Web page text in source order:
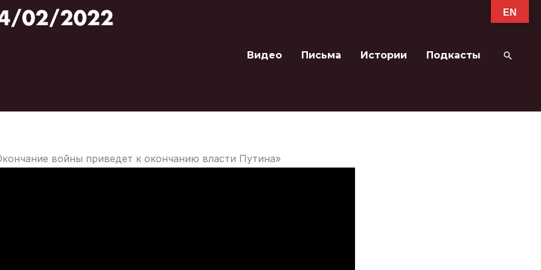
Видео Письма Истории Подкасты Поиск
войны приведет к окончанию власти Путина»
EN